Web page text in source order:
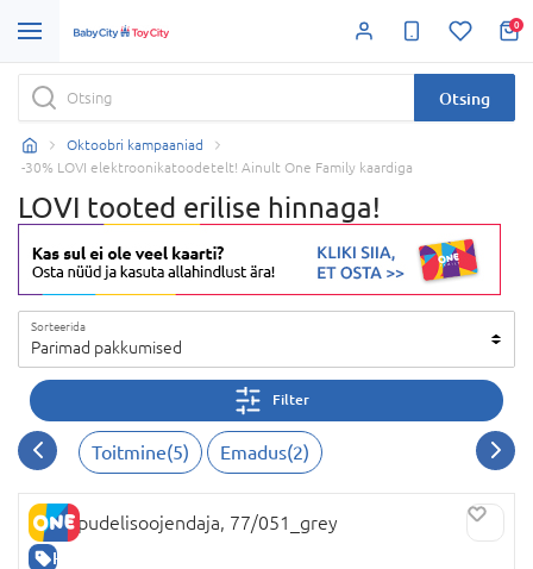
0
Otsing
Oktoobri kampaaniad
-30% LOVI elektroonikatoodetelt! Ainult One Family kaardiga
LOVI tooted erilise hinnaga!
Sorteerida
Parimad pakkumised
Filter
Toitmine(5) Emadus(2)
HEA HIND
LOVI pudelisoojendaja, 77/051_grey